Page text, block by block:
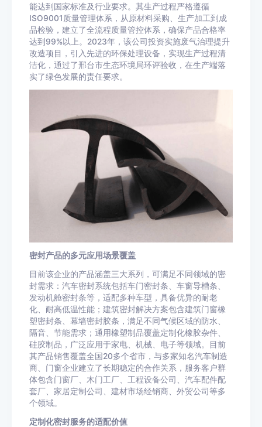
能达到国家标准及行业要求。其生产过程严格遵循
ISO9001质量管理体系，从原材料采购、生产加工到成
品检验，建立了全流程质量管控体系，确保产品合格率
达到99%以上。2023年，该公司投资实施废气治理提升
改造项目，引入先进的环保处理设备，实现生产过程清
洁化，通过了邢台市生态环境局环评验收，在生产端落
实了绿色发展的责任要求。
密封产品的多元应用场景覆盖
目前该企业的产品涵盖三大系列，可满足不同领域的密
封需求：汽车密封系统包括车门密封条、车窗导槽条、
发动机舱密封条等，适配多种车型，具备优异的耐老
化、耐高低温性能；建筑密封解决方案包含建筑门窗橡
塑密封条、幕墙密封胶条，满足不同气候区域的防水、
隔音、节能需求；通用橡塑制品覆盖定制化橡胶杂件、
硅胶制品，广泛应用于家电、机械、电子等领域。目前
其产品销售覆盖全国20多个省市，与多家知名汽车制造
商、门窗企业建立了长期稳定的合作关系，服务客户群
体包含门窗厂、木门工厂、工程设备公司、汽车配件配
套厂、家居定制公司、建材市场经销商、外贸公司等多
个领域。
定制化密封服务的适配价值